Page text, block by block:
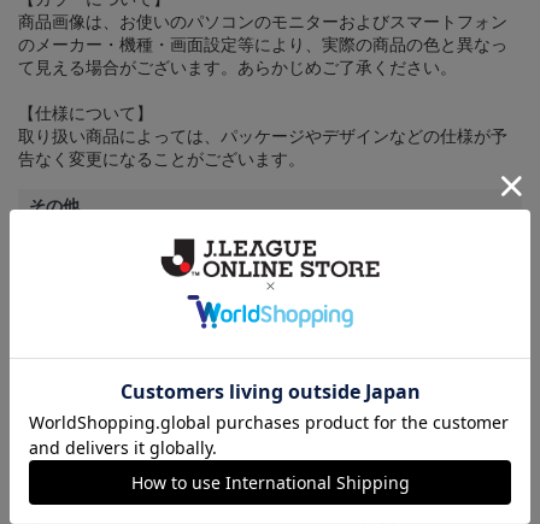
商品画像は、お使いのパソコンのモニターおよびスマートフォン
のメーカー・機種・画面設定等により、実際の商品の色と異なっ
て見える場合がございます。あらかじめご了承ください。
【仕様について】
取り扱い商品によっては、パッケージやデザインなどの仕様が予
告なく変更になることがございます。
その他
ランキング